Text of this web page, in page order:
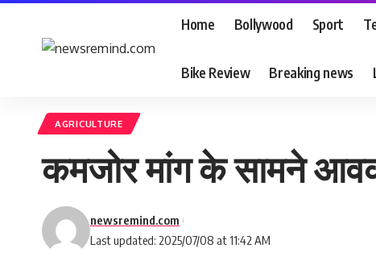
Home Bollywood Sport
Bike Review Breaking news
AGRICULTURE
कमजोर मांग के सामने
Last updated: 2025/07/08 at 11:42 AM
newsremind.com